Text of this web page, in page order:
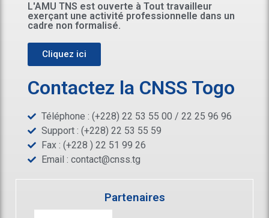
L'AMU TNS est ouverte à Tout travailleur
exerçant une activité professionnelle dans un
cadre non formalisé.
Cliquez ici
Contactez la CNSS Togo
Téléphone : (+228) 22 53 55 00 / 22 25 96 96
Support : (+228) 22 53 55 59
Fax : (+228 ) 22 51 99 26
Email : contact@cnss.tg
Partenaires